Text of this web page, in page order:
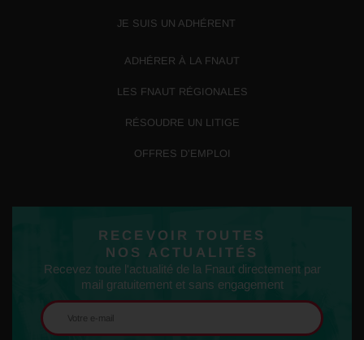
JE SUIS UN ADHÉRENT
ADHÉRER À LA FNAUT
LES FNAUT RÉGIONALES
RÉSOUDRE UN LITIGE
OFFRES D’EMPLOI
RECEVOIR TOUTES
NOS ACTUALITÉS
Recevez toute l'actualité de la Fnaut directement par
mail gratuitement et sans engagement